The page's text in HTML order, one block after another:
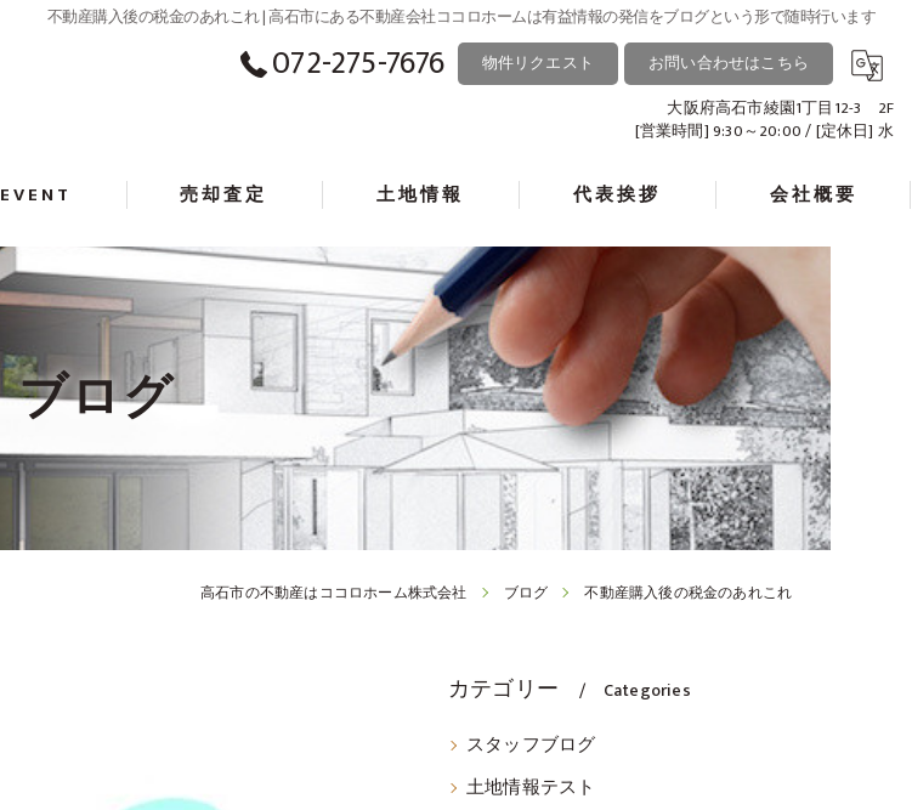
不動産購入後の税金のあれこれ | 高石市にある不動産会社ココロホームは有益情報の発信をブログという形で随時行います
072-275-7676 物件リクエスト
お問い合わせはこちら
大阪府高石市綾園1丁目12-3 2F
[営業時間] 9:30～20:00 / [定休日] 水
EVENT 売却査定 土地情報 代表挨拶 会社概要
ブログ
高石市の不動産はココロホーム株式会社 ブログ 不動産購入後の税金のあれこれ
カテゴリー Categories
スタッフブログ
土地情報テスト